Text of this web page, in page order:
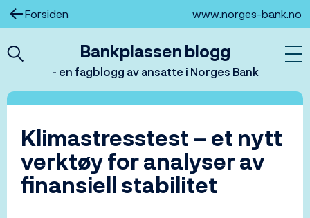
Hopp
til
Forsiden www.norges-bank.no
Bankplassen blogg
- en fagblogg av ansatte i Norges Bank
Klimastresstest – et nytt
verktøy for analyser av
finansiell stabilitet